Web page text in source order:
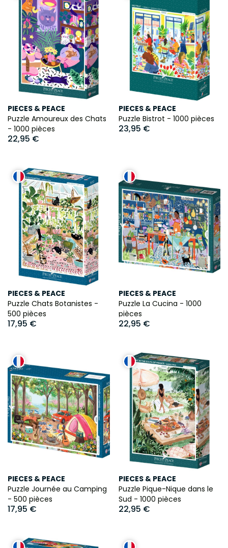
PIECES & PEACE
Puzzle Amoureux des Chats
- 1000 pièces
22,95 €
PIECES & PEACE
Puzzle Bistrot - 1000 pièces
23,95 €
PIECES & PEACE
Puzzle Chats Botanistes -
500 pièces
17,95 €
PIECES & PEACE
Puzzle La Cucina - 1000
pièces
22,95 €
PIECES & PEACE
Puzzle Journée au Camping
- 500 pièces
17,95 €
PIECES & PEACE
Puzzle Pique-Nique dans le
Sud - 1000 pièces
22,95 €